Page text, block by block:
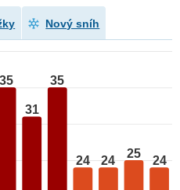
Nový sníh
35
31
35
24 24
25
24